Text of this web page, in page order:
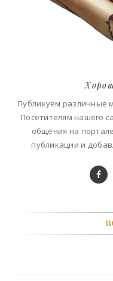
Публикуем различные
Посетителям нашего
общения на
публикации и